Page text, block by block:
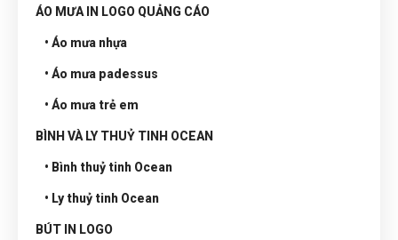
ÁO MƯA IN LOGO QUẢNG CÁO
• Áo mưa nhựa
• Áo mưa padessus
• Áo mưa trẻ em
BÌNH VÀ LY THUỶ TINH OCEAN
• Bình thuỷ tinh Ocean
• Ly thuỷ tinh Ocean
BÚT IN LOGO